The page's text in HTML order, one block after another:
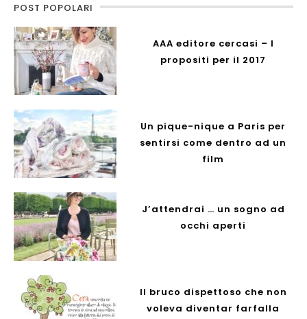
POST POPOLARI
AAA editore cercasi – I
propositi per il 2017
Un pique-nique a Paris per
sentirsi come dentro ad un
film
J’attendrai … un sogno ad
occhi aperti
Il bruco dispettoso che non
voleva diventar farfalla